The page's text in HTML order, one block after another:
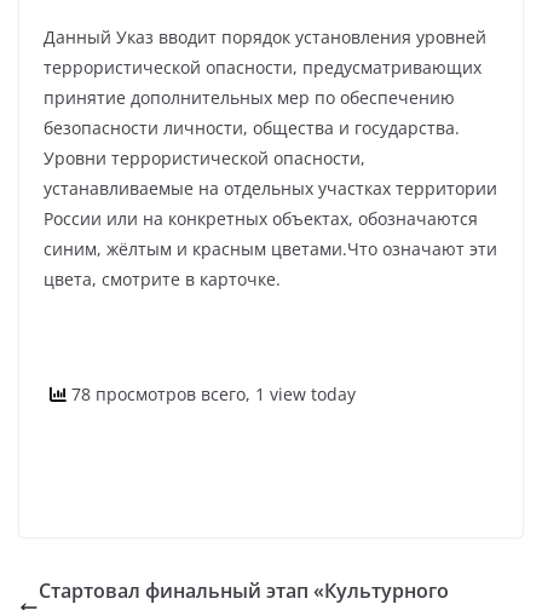
Данный Указ вводит порядок установления уровней
террористической опасности, предусматривающих
принятие дополнительных мер по обеспечению
безопасности личности, общества и государства.
Уровни террористической опасности,
устанавливаемые на отдельных участках территории
России или на конкретных объектах, обозначаются
синим, жёлтым и красным цветами.Что означают эти
цвета, смотрите в карточке.
78 просмотров всего, 1 view today
Стартовал финальный этап «Культурного